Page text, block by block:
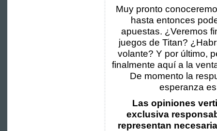
Muy pronto
hasta entonces
apuestas. ¿Veremos
juegos de Titan?
volante? Y por último,
finalmente aquí a la
De momento la
esperanza
Las opiniones
exclusiva
representan